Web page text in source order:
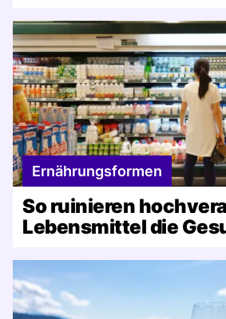
Ernährungsformen
So ruinieren
Lebensmittel die